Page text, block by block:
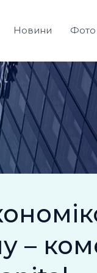
Новини Фото
–